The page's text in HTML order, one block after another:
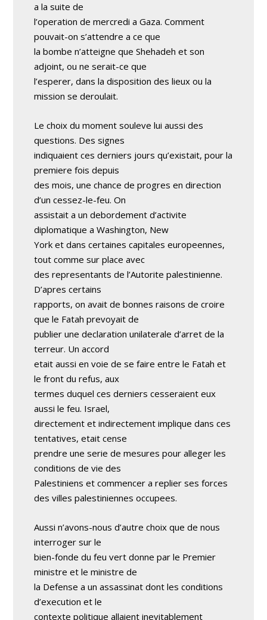
a la suite de
l’operation de mercredi a Gaza. Comment
pouvait-on s’attendre a ce que
la bombe n’atteigne que Shehadeh et son
adjoint, ou ne serait-ce que
l’esperer, dans la disposition des lieux ou la
mission se deroulait.
Le choix du moment souleve lui aussi des
questions. Des signes
indiquaient ces derniers jours qu’existait, pour la
premiere fois depuis
des mois, une chance de progres en direction
d’un cessez-le-feu. On
assistait a un debordement d’activite
diplomatique a Washington, New
York et dans certaines capitales europeennes,
tout comme sur place avec
des representants de l’Autorite palestinienne.
D’apres certains
rapports, on avait de bonnes raisons de croire
que le Fatah prevoyait de
publier une declaration unilaterale d’arret de la
terreur. Un accord
etait aussi en voie de se faire entre le Fatah et
le front du refus, aux
termes duquel ces derniers cesseraient eux
aussi le feu. Israel,
directement et indirectement implique dans ces
tentatives, etait cense
prendre une serie de mesures pour alleger les
conditions de vie des
Palestiniens et commencer a replier ses forces
des villes palestiniennes occupees.
Aussi n’avons-nous d’autre choix que de nous
interroger sur le
bien-fonde du feu vert donne par le Premier
ministre et le ministre de
la Defense a un assassinat dont les conditions
d’execution et le
contexte politique allaient inevitablement